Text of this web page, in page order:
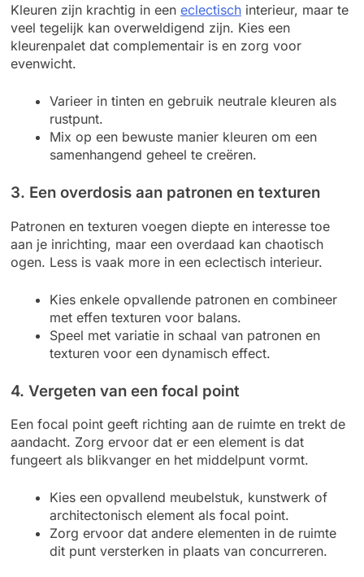
Kleuren zijn krachtig in een eclectisch interieur, maar te
veel tegelijk kan overweldigend zijn. Kies een
kleurenpalet dat complementair is en zorg voor
evenwicht.
Varieer in tinten en gebruik neutrale kleuren als
rustpunt.
Mix op een bewuste manier kleuren om een
samenhangend geheel te creëren.
3. Een overdosis aan patronen en texturen
Patronen en texturen voegen diepte en interesse toe
aan je inrichting, maar een overdaad kan chaotisch
ogen. Less is vaak more in een eclectisch interieur.
Kies enkele opvallende patronen en combineer
met effen texturen voor balans.
Speel met variatie in schaal van patronen en
texturen voor een dynamisch effect.
4. Vergeten van een focal point
Een focal point geeft richting aan de ruimte en trekt de
aandacht. Zorg ervoor dat er een element is dat
fungeert als blikvanger en het middelpunt vormt.
Kies een opvallend meubelstuk, kunstwerk of
architectonisch element als focal point.
Zorg ervoor dat andere elementen in de ruimte
dit punt versterken in plaats van concurreren.